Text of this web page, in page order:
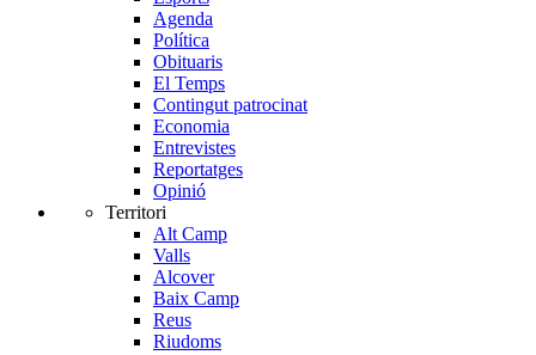
Agenda
Política
Obituaris
El Temps
Contingut patrocinat
Economia
Entrevistes
Reportatges
Opinió
Territori
Alt Camp
Valls
Alcover
Baix Camp
Reus
Riudoms